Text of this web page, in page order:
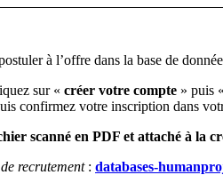
à l’offre dans la base de
sur « créer votre compte » puis «
confirmez votre inscription dans
scanné en PDF et attaché à la
recrutement: databases-